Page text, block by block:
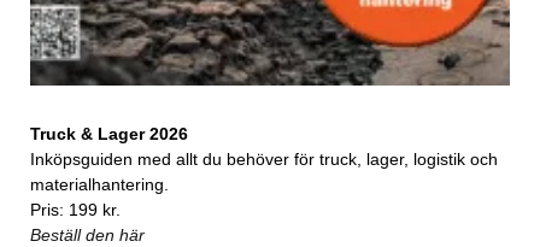
Truck & Lager 2026
Inköpsguiden med allt du behöver för truck, lager, logistik och
materialhantering.
Pris: 199 kr.
Beställ den här